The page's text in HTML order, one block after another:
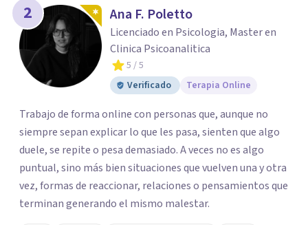
2 Ana F. Poletto
Licenciado en Psicologia, Master en
Clinica Psicoanalitica
5 / 5
Verificado
Terapia Online
Trabajo de forma online con personas que, aunque no
siempre sepan explicar lo que les pasa, sienten que algo
duele, se repite o pesa demasiado. A veces no es algo
puntual, sino más bien situaciones que vuelven una y otra
vez, formas de reaccionar, relaciones o pensamientos que
terminan generando el mismo malestar.